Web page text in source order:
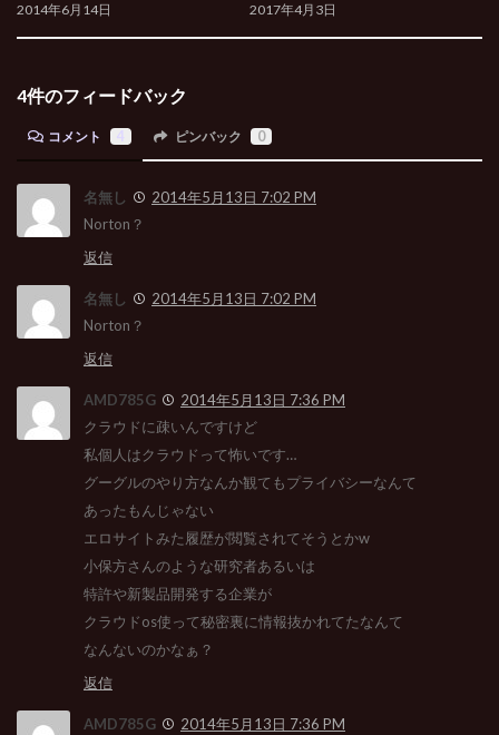
2014年6月14日 2017年4月3日
4件のフィードバック
コメント ピンバック 0
名無し
2014年5月13日 7:02 PM
Norton？
返信
名無し
2014年5月13日 7:02 PM
Norton？
返信
AMD785G
2014年5月13日 7:36 PM
クラウドに疎いんですけど
私個人はクラウドって怖いです…
グーグルのやり方なんか観てもプライバシーなんて
あったもんじゃない
エロサイトみた履歴が閲覧されてそうとかw
小保方さんのような研究者あるいは
特許や新製品開発する企業が
クラウドos使って秘密裏に情報抜かれてたなんて
なんないのかなぁ？
返信
AMD785G
2014年5月13日 7:36 PM